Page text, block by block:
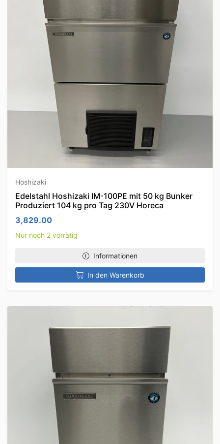
Hoshizaki
Edelstahl Hoshizaki IM-100PE mit 50 kg Bunker
Produziert 104 kg pro Tag 230V Horeca
3,829.00
Nur noch 2 vorrätig
Informationen
In den Warenkorb